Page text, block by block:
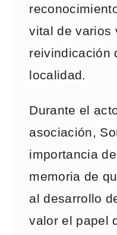
vital de varios
reivindicación
localidad.
Durante el
asociación,
importancia
memoria de
al desarrollo
valor el papel